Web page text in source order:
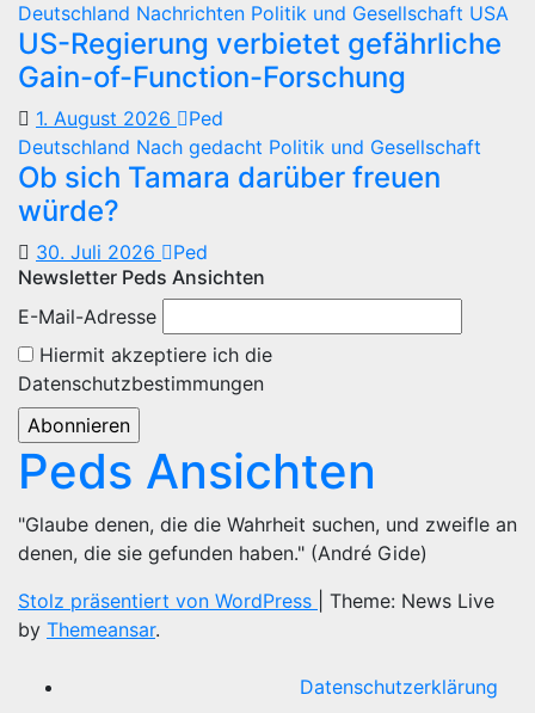
Deutschland Nachrichten Politik und Gesellschaft USA
US-Regierung verbietet gefährliche
Gain-of-Function-Forschung
1. August 2026
Ped
Deutschland Nach gedacht Politik und Gesellschaft
Ob sich Tamara darüber freuen
würde?
30. Juli 2026
Ped
Newsletter Peds Ansichten
E-Mail-Adresse
Hiermit akzeptiere ich die
Datenschutzbestimmungen
Peds Ansichten
"Glaube denen, die die Wahrheit suchen, und zweifle an
denen, die sie gefunden haben." (André Gide)
Stolz präsentiert von WordPress
Theme: News Live
by Themeansar.
Datenschutzerklärung